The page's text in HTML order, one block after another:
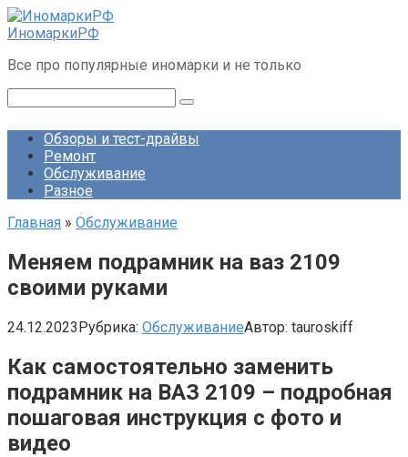
Перейти
к
ИномаркиРФ
Все про популярные иномарки и не только
Обзоры и тест-драйвы
Ремонт
Обслуживание
Разное
Главная » Обслуживание
Меняем подрамник на ваз 2109
своими руками
24.12.2023Рубрика: ОбслуживаниеАвтор: tauroskiff
Как самостоятельно заменить
подрамник на ВАЗ 2109 – подробная
пошаговая инструкция с фото и
видео